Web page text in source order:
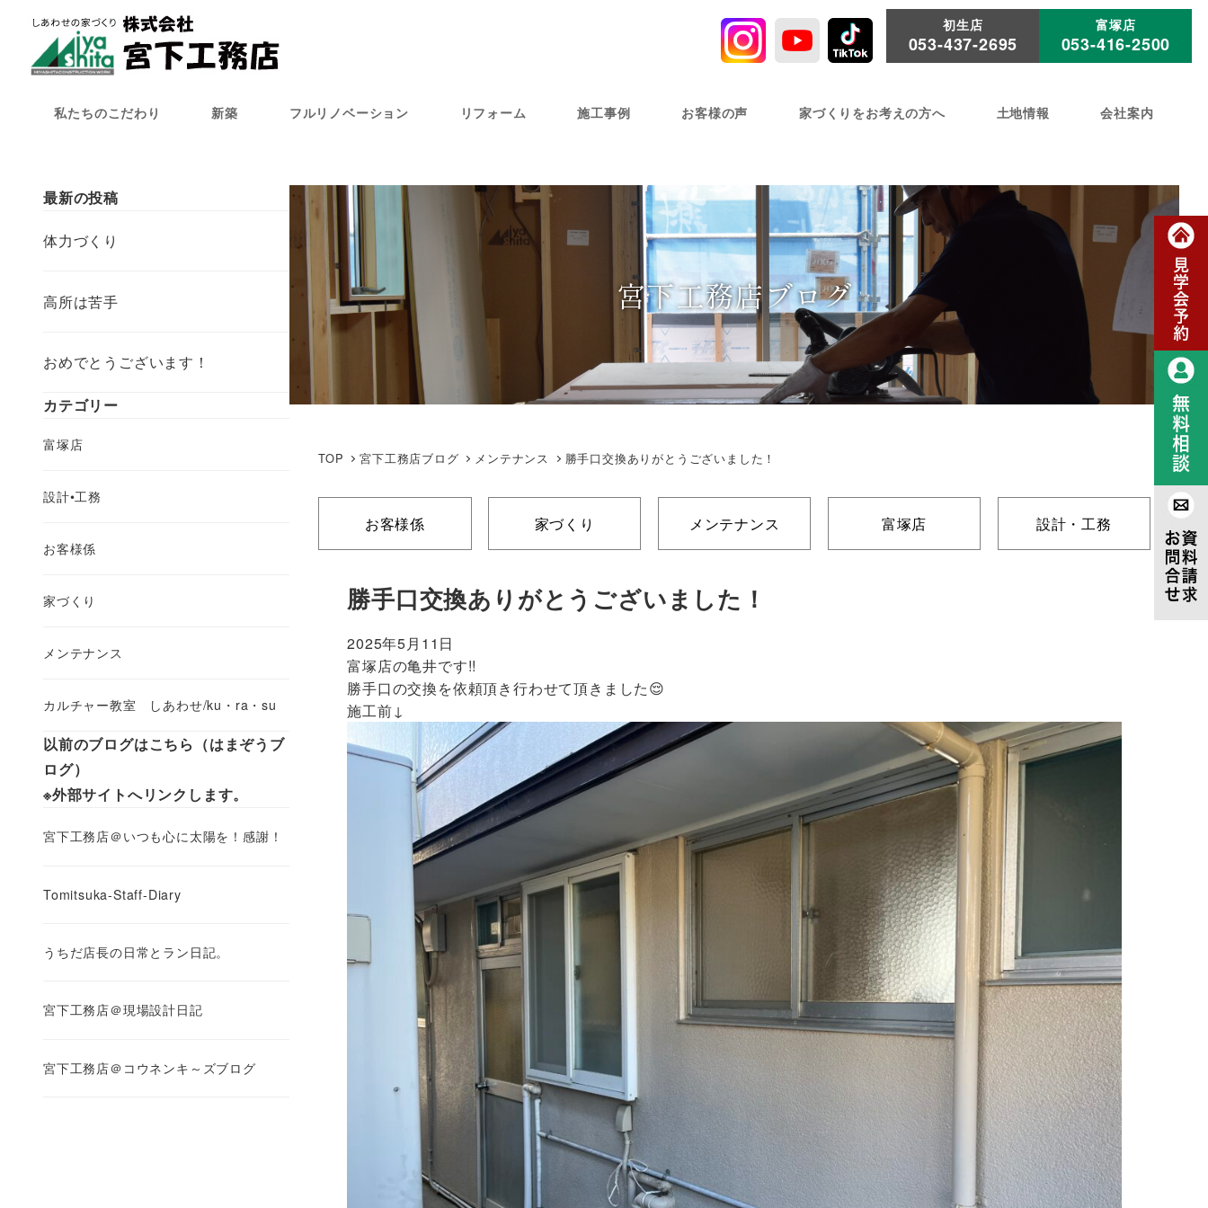
初生店
053-437-2695
富塚店
053-416-2500
私たちのこだわり 新築 フルリノベーション リフォーム 施工事例 お客様の声 家づくりをお考えの方へ 土地情報 会社案内
宮下工務店ブログ
TOP 宮下工務店ブログ メンテナンス 勝手口交換ありがとうございました！
お客様係 家づくり メンテナンス 富塚店 設計・工務
勝手口交換ありがとうございました！
2025年5月11日
富塚店の亀井です!!
勝手口の交換を依頼頂き行わせて頂きました😌
施工前↓
最新の投稿
体力づくり
高所は苦手
おめでとうございます！
カテゴリー
富塚店
設計•工務
お客様係
家づくり
メンテナンス
カルチャー教室 しあわせ/ku・ra・su
以前のブログはこちら（はまぞうブ
ログ）
※外部サイトへリンクします。
宮下工務店＠いつも心に太陽を！感謝！
Tomitsuka-Staff-Diary
うちだ店長の日常とラン日記。
宮下工務店＠現場設計日記
宮下工務店＠コウネンキ～ズブログ